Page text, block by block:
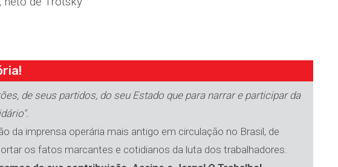
de seus partidos, do seu Estado que para narrar e participar da
da imprensa operária mais antigo em circulação no Brasil, de
os fatos marcantes e cotidianos da luta dos trabalhadores.